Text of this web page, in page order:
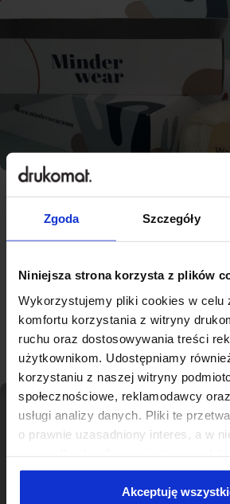
Zgoda Szczegóły
Niniejsza strona korzysta z plików
Wykorzystujemy pliki cookies w celu
komfortu korzystania z witryny
ruchu oraz dostosowywania treści
użytkownikom. Udostępniamy
korzystaniu z naszej witryny
społecznościowe, reklamodawcy
usługi analizy danych. Pliki te
o prawnie uzasadniony interes, a w
Niektóre z plików cookies
przez naszych zewnętrznych
Akceptuję
Najlepsza jakość,
miarę Namysłowa
Sprawdź